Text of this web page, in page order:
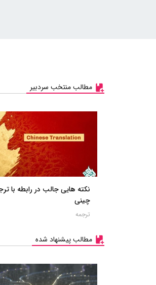
مطالب منتخب سردبیر
نکته هایی جالب در رابطه با
چینی
ترجمه
مطالب پیشنهاد شده